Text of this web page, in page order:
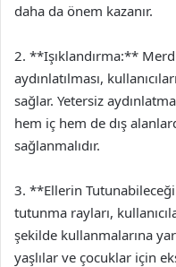
daha da önem kazanır.
2. **Işıklandırma:**
aydınlatılması,
sağlar. Yetersiz
hem iç hem de dış
sağlanmalıdır.
3. **Ellerin
tutunma rayları,
şekilde kullanmalarına
yaşlılar ve çocuklar için